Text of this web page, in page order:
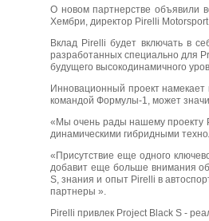
О новом партнерстве объявили
Хембри, директор Pirelli
Вклад Pirelli будет включать в
разработанных специально для
будущего высокодинамичного
Инновационный проект намекает
командой Формулы-1, может
«Мы очень рады нашему проекту
динамическими гибридными
«Присутствие еще одного
добавит еще больше внимания
S, знания и опыт Pirelli в
партнеры ».
Pirelli привлек Project Black S -